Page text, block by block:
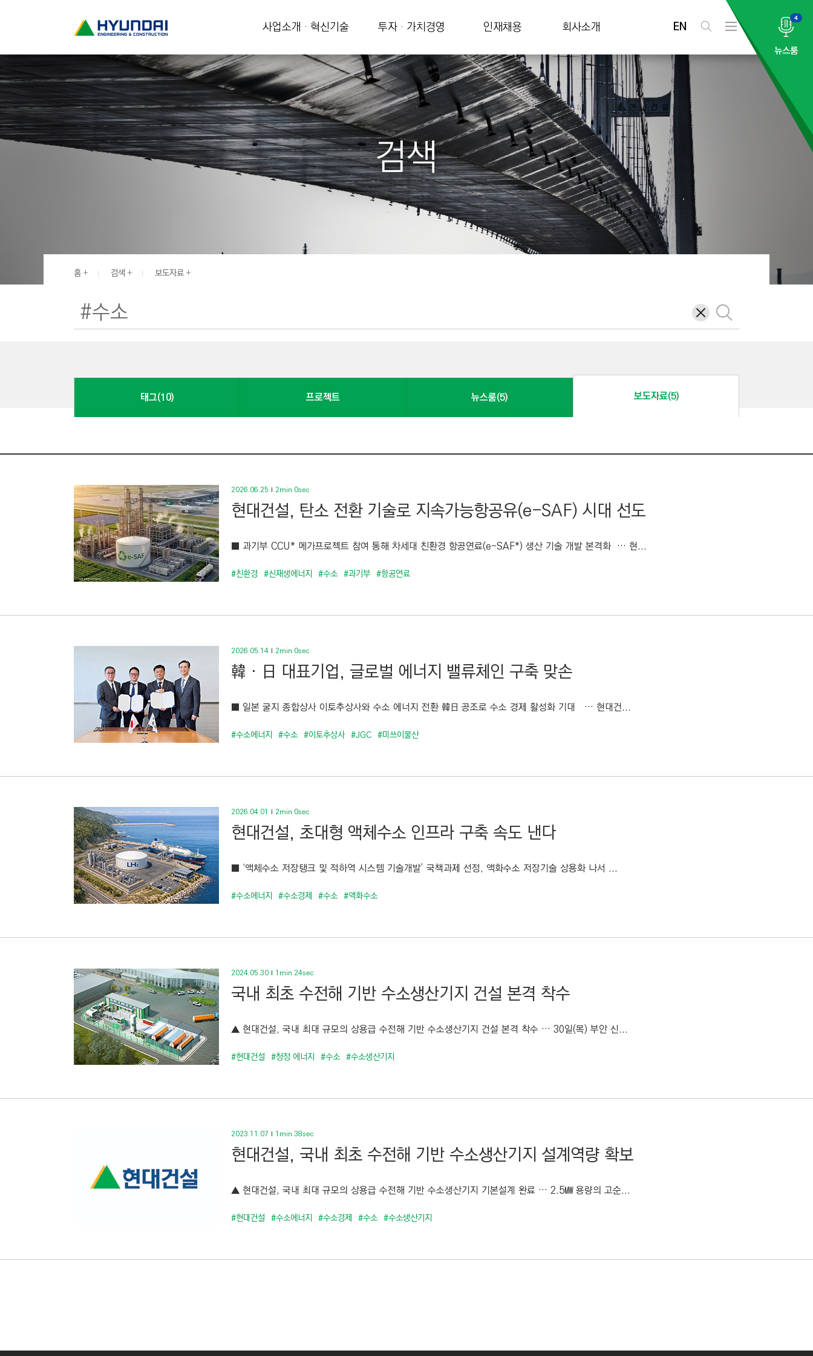
현
건
설
H
Y
U
N
G
N
&
O
S
T
R
U
C
T
I
N
사업소개 · 혁신기술 투자 · 가치경영 인재채용 회사소개 EN
검
전
메
4
뉴스룸
검색
홈 검색 보도자료
삭
제
검
색
태그(10) 프로젝트 뉴스룸(5) 보도자료(5)
2026.06.25 2min 0sec
현대건설, 탄소 전환 기술로 지속가능항공유(e-SAF) 시대 선도
■ 과기부 CCU* 메가프로젝트 참여 통해 차세대 친환경 항공연료(e-SAF*) 생산 기술 개발 본격화 … 현...
#친환경 #신재생에너지 #수소 #과기부 #항공연료
2026.05.14 2min 0sec
韓‧日 대표기업, 글로벌 에너지 밸류체인 구축 맞손
■ 일본 굴지 종합상사 이토추상사와 수소 에너지 전환 韓日 공조로 수소 경제 활성화 기대 … 현대건...
#수소에너지 #수소 #이토추상사 #JGC #미쓰이물산
2026.04.01 2min 0sec
현대건설, 초대형 액체수소 인프라 구축 속도 낸다
■ ‘액체수소 저장탱크 및 적하역 시스템 기술개발’ 국책과제 선정, 액화수소 저장기술 상용화 나서 ...
#수소에너지 #수소경제 #수소 #액화수소
2024.05.30 1min 24sec
국내 최초 수전해 기반 수소생산기지 건설 본격 착수
▲ 현대건설, 국내 최대 규모의 상용급 수전해 기반 수소생산기지 건설 본격 착수 … 30일(목) 부안 신...
#현대건설 #청정 에너지 #수소 #수소생산기지
2023.11.07 1min 38sec
현대건설, 국내 최초 수전해 기반 수소생산기지 설계역량 확보
▲ 현대건설, 국내 최대 규모의 상용급 수전해 기반 수소생산기지 기본설계 완료 … 2.5㎿ 용량의 고순...
#현대건설 #수소에너지 #수소경제 #수소 #수소생산기지